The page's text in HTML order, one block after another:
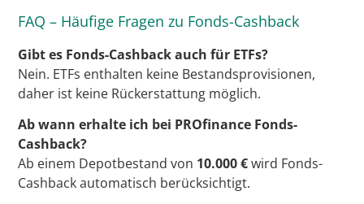
FAQ – Häufige Fragen zu Fonds-Cashback
Gibt es Fonds-Cashback auch für ETFs?
Nein. ETFs enthalten keine Bestandsprovisionen,
daher ist keine Rückerstattung möglich.
Ab wann erhalte ich bei PROfinance Fonds-
Cashback?
Ab einem Depotbestand von 10.000 €wird Fonds-
Cashback automatisch berücksichtigt.